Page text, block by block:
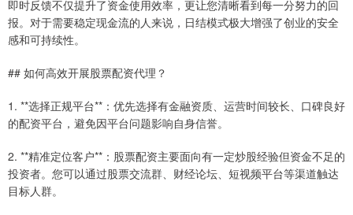
即时反馈不仅提升了资金使用效率，更让您清晰看到每一分努力的回
报。对于需要稳定现金流的人来说，日结模式极大增强了创业的安全
感和可持续性。
## 如何高效开展股票配资代理？
1. **选择正规平台**：优先选择有金融资质、运营时间较长、口碑良好
的配资平台，避免因平台问题影响自身信誉。
2. **精准定位客户**：股票配资主要面向有一定炒股经验但资金不足的
投资者。您可以通过股票交流群、财经论坛、短视频平台等渠道触达
目标人群。